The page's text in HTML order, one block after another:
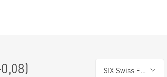
) SIX Swiss Exchange